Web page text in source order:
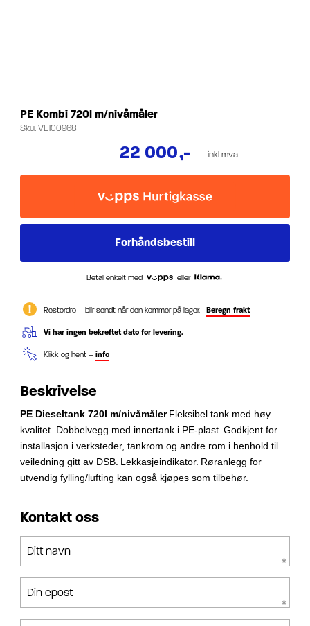
PE Kombi 720l m/nivåmåler
Sku.VE100968
22 000,- inkl mva
Betal enkelt med eller
Restordre – blir sendt når den kommer på lager. Beregn frakt
Vi har ingen bekreftet dato for levering.
Klikk og hent – info
Beskrivelse
PE Dieseltank 720l m/nivåmåler Fleksibel tank med høy
kvalitet. Dobbelvegg med innertank i PE-plast. Godkjent for
installasjon i verksteder, tankrom og andre rom i henhold til
veiledning gitt av DSB. Lekkasjeindikator. Røranlegg for
utvendig fylling/lufting kan også kjøpes som tilbehør.
Kontakt oss
Ditt navn
Din epost